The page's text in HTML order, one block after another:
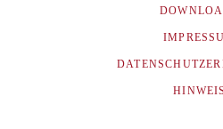
HINWEIS